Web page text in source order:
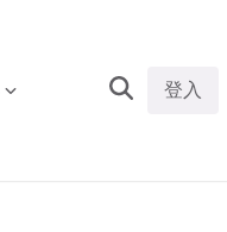
登入